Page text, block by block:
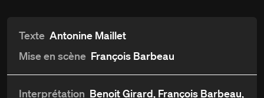
Texte Antonine Maillet
Mise en scène François Barbeau
Interprétation Benoit Girard, François Barbeau,